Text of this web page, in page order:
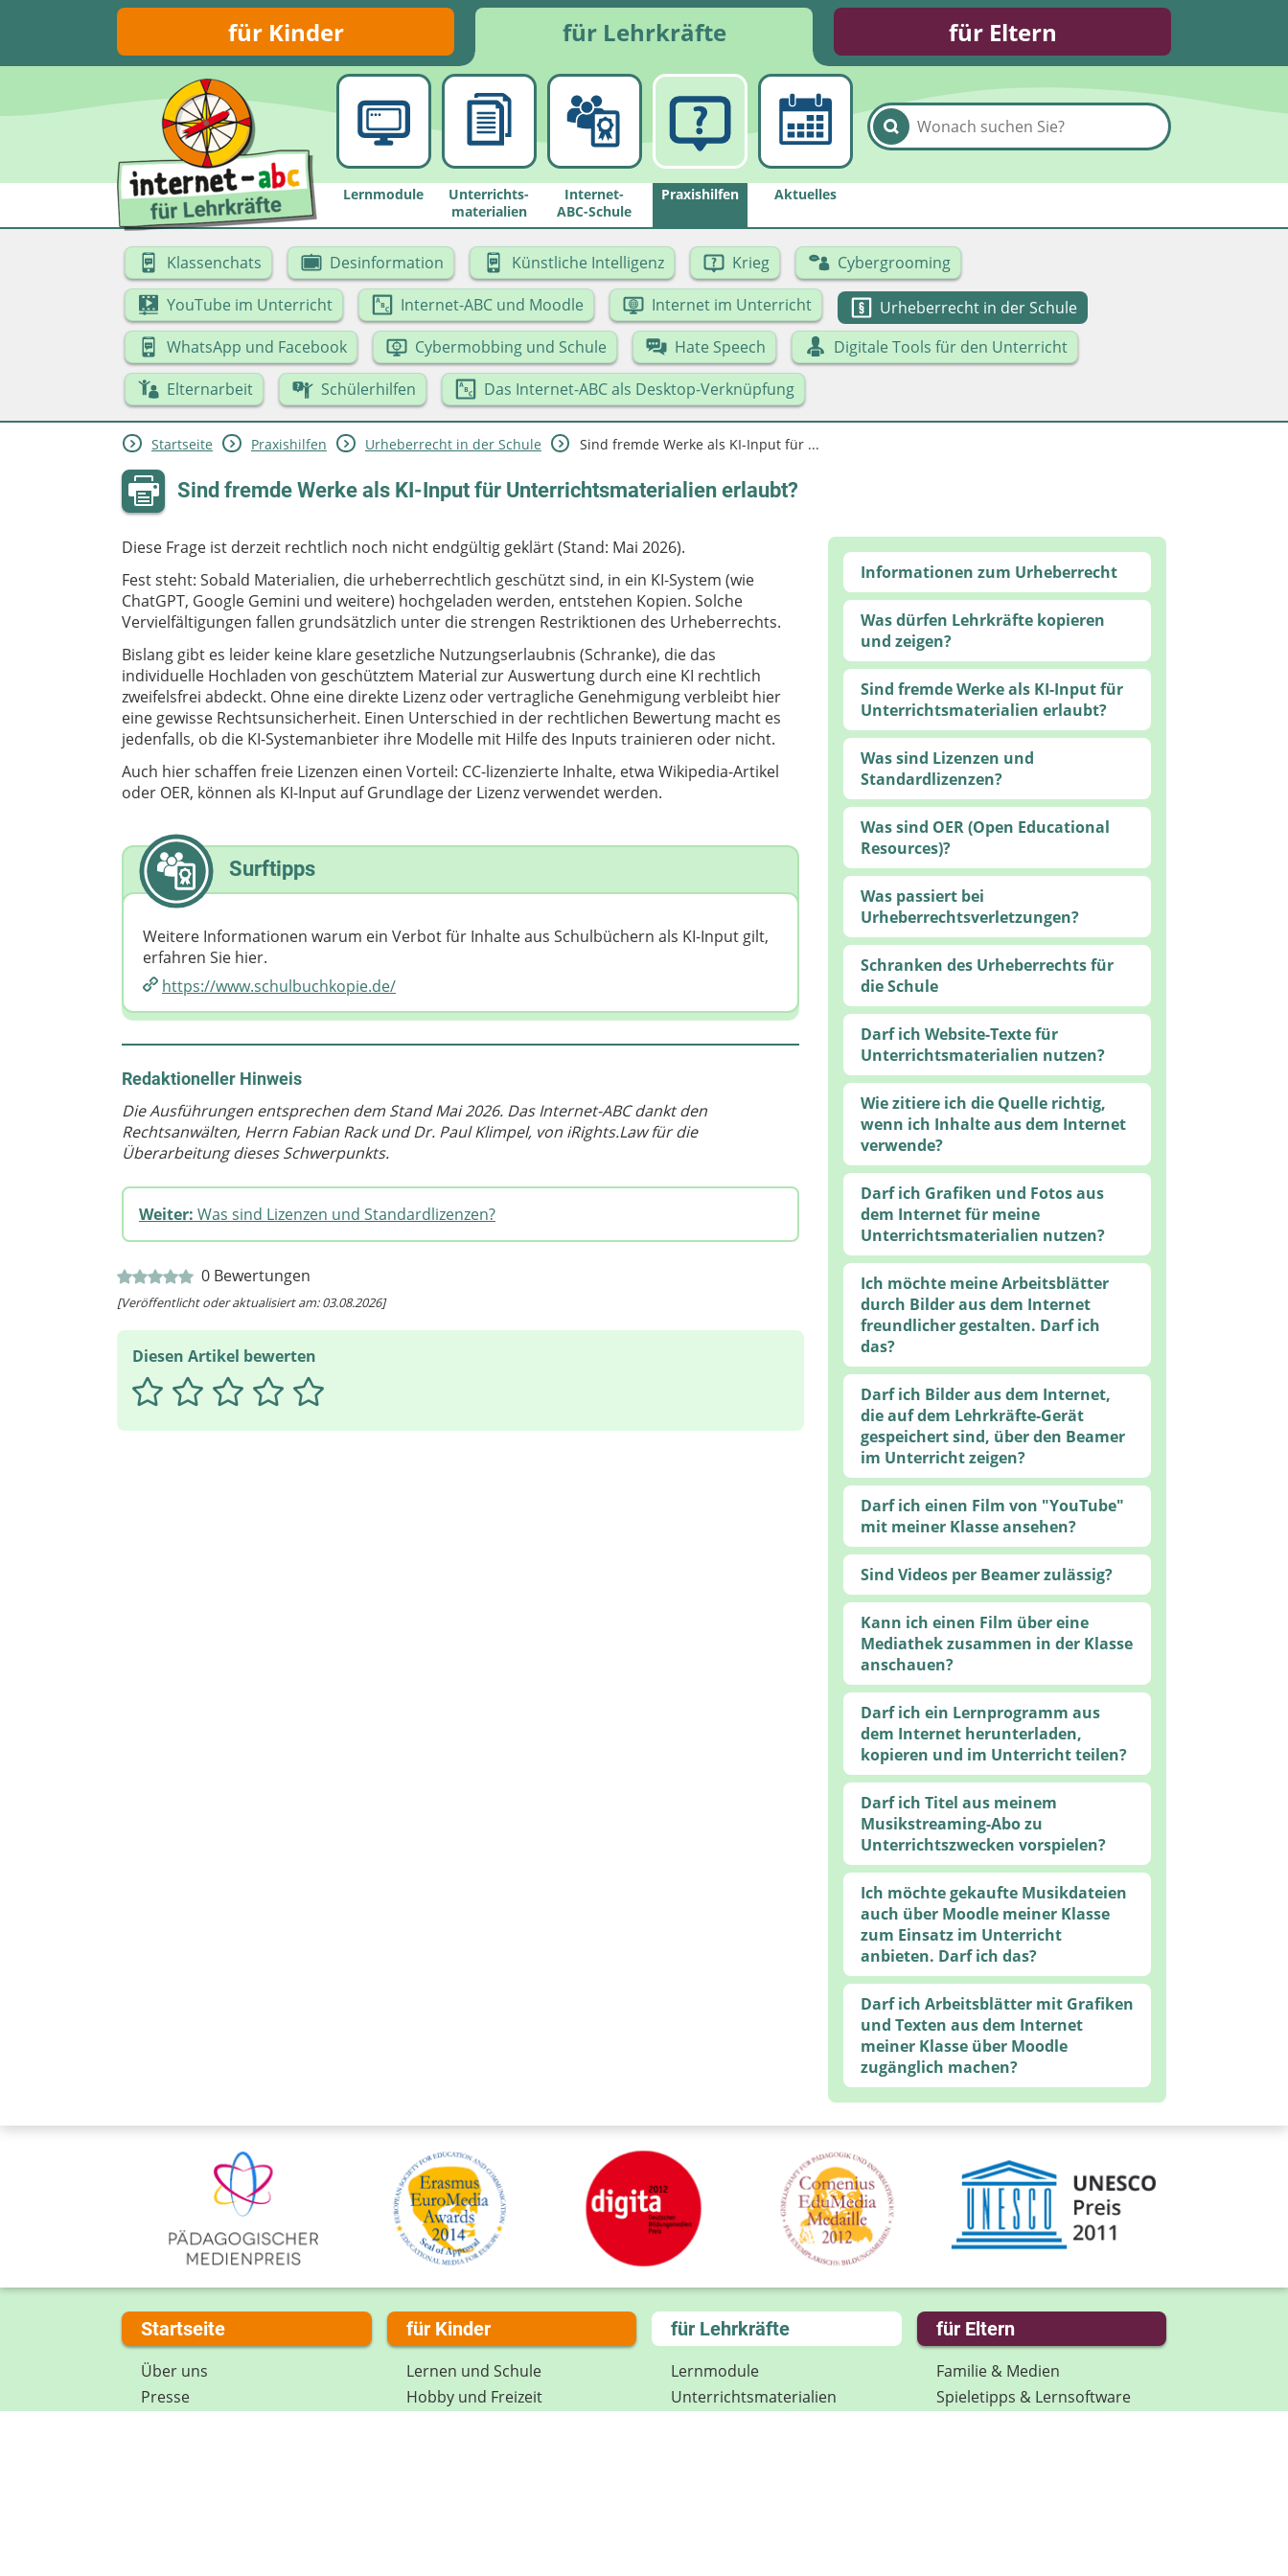
für Kinder für Lehrkräfte für Eltern
Lernmodule
Unterrichts­
materialien
Internet-
ABC-Schule
Praxishilfen Aktuelles
Klassenchats Desinformation Künstliche Intelligenz Krieg
Cybergrooming
YouTube im Unterricht
Internet-ABC und Moodle Internet im Unterricht
Urheberrecht in der Schule
WhatsApp und Facebook
Cybermobbing und Schule Hate Speech
Digitale Tools für den Unterricht
Elternarbeit
Schülerhilfen Das Internet-ABC als Desktop-Verknüpfung
Startseite Praxishilfen Urheberrecht in der Schule Sind fremde Werke als KI-Input für ...
Sind fremde Werke als KI-Input für Unterrichtsmaterialien erlaubt?
Diese Frage ist derzeit rechtlich noch nicht endgültig geklärt (Stand: Mai 2026).
Fest steht: Sobald Materialien, die urheberrechtlich geschützt sind, in ein KI-System (wie
ChatGPT, Google Gemini und weitere) hochgeladen werden, entstehen Kopien. Solche
Vervielfältigungen fallen grundsätzlich unter die strengen Restriktionen des Urheberrechts.
Bislang gibt es leider keine klare gesetzliche Nutzungserlaubnis (Schranke), die das
individuelle Hochladen von geschütztem Material zur Auswertung durch eine KI rechtlich
zweifelsfrei abdeckt. Ohne eine direkte Lizenz oder vertragliche Genehmigung verbleibt hier
eine gewisse Rechtsunsicherheit. Einen Unterschied in der rechtlichen Bewertung macht es
jedenfalls, ob die KI-Systemanbieter ihre Modelle mit Hilfe des Inputs trainieren oder nicht.
Auch hier schaffen freie Lizenzen einen Vorteil: CC-lizenzierte Inhalte, etwa Wikipedia-Artikel
oder OER, können als KI-Input auf Grundlage der Lizenz verwendet werden.
Surftipps
Weitere Informationen warum ein Verbot für Inhalte aus Schulbüchern als KI-Input gilt,
erfahren Sie hier.
https://www.schulbuchkopie.de/​
Redaktioneller Hinweis
Die Ausführungen entsprechen dem Stand Mai 2026. Das Internet-ABC dankt den
Rechtsanwälten, Herrn Fabian Rack und Dr. Paul Klimpel, von iRights.Law für die
Überarbeitung dieses Schwerpunkts.
Weiter: Was sind Lizenzen und Standardlizenzen?
0 Bewertungen
[Veröffentlicht oder aktualisiert am: 03.08.2026]
Diesen Artikel bewerten
Informationen zum Urheberrecht
Was dürfen Lehrkräfte kopieren
und zeigen?
Sind fremde Werke als KI-Input für
Unterrichtsmaterialien erlaubt?
Was sind Lizenzen und
Standardlizenzen?
Was sind OER (Open Educational
Resources)?
Was passiert bei
Urheberrechtsverletzungen?
Schranken des Urheberrechts für
die Schule
Darf ich Website-Texte für
Unterrichtsmaterialien nutzen?
Wie zitiere ich die Quelle richtig,
wenn ich Inhalte aus dem Internet
verwende?
Darf ich Grafiken und Fotos aus
dem Internet für meine
Unterrichtsmaterialien nutzen?
Ich möchte meine Arbeitsblätter
durch Bilder aus dem Internet
freundlicher gestalten. Darf ich
das?
Darf ich Bilder aus dem Internet,
die auf dem Lehrkräfte-Gerät
gespeichert sind, über den Beamer
im Unterricht zeigen?
Darf ich einen Film von "YouTube"
mit meiner Klasse ansehen?
Sind Videos per Beamer zulässig?
Kann ich einen Film über eine
Mediathek zusammen in der Klasse
anschauen?
Darf ich ein Lernprogramm aus
dem Internet herunterladen,
kopieren und im Unterricht teilen?
Darf ich Titel aus meinem
Musikstreaming-Abo zu
Unterrichtszwecken vorspielen?
Ich möchte gekaufte Musikdateien
auch über Moodle meiner Klasse
zum Einsatz im Unterricht
anbieten. Darf ich das?
Darf ich Arbeitsblätter mit Grafiken
und Texten aus dem Internet
meiner Klasse über Moodle
zugänglich machen?
Startseite
Über uns
Presse
für Kinder
Lernen und Schule
Hobby und Freizeit
für Lehrkräfte
Lernmodule
Unterrichts­materialien
für Eltern
Familie & Medien
Spieletipps & Lernsoftware